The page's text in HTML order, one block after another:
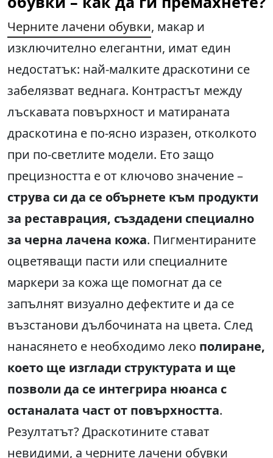
Черните лачени обувки, макар и
изключително елегантни, имат един
недостатък: най-малките драскотини се
забелязват веднага. Контрастът между
лъскавата повърхност и матираната
драскотина е по-ясно изразен, отколкото
при по-светлите модели. Ето защо
прецизността е от ключово значение –
струва си да се обърнете към продукти
за реставрация, създадени специално
за черна лачена кожа. Пигментираните
оцветяващи пасти или специалните
маркери за кожа ще помогнат да се
запълнят визуално дефектите и да се
възстанови дълбочината на цвета. След
нанасянето е необходимо леко полиране,
което ще изглади структурата и ще
позволи да се интегрира нюанса с
останалата част от повърхността.
Резултатът? Драскотините стават
невидими, а черните лачени обувки